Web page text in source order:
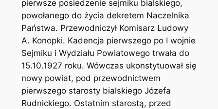
pierwsze posiedzenie sejmiku bialskiego,
powołanego do życia dekretem Naczelnika
Państwa. Przewodniczył Komisarz Ludowy
A. Konopki. Kadencja pierwszego po I wojnie
Sejmiku i Wydziału Powiatowego trwała do
15.10.1927 roku. Wówczas ukonstytuował się
nowy powiat, pod przewodnictwem
pierwszego starosty bialskiego Józefa
Rudnickiego. Ostatnim starostą, przed